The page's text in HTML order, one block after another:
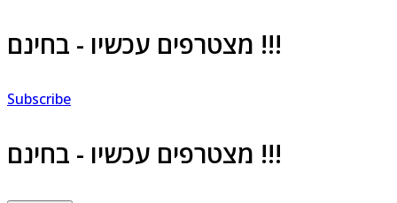
מצטרפים עכשיו - בחינם !!!
Subscribe
מצטרפים עכשיו - בחינם !!!